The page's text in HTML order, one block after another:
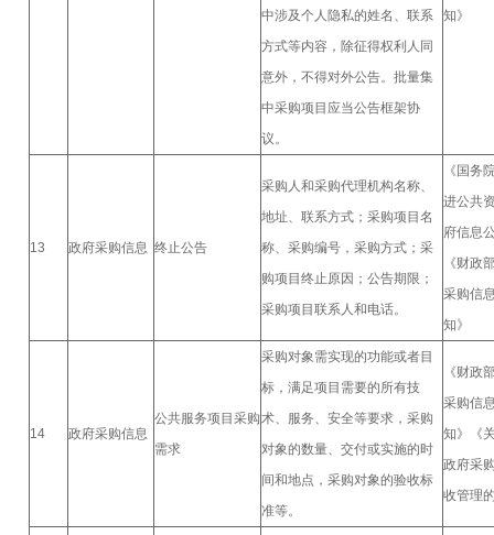
中涉及个人隐私的姓名、联系
方式等内容，除征得权利人同
意外，不得对外公告。批量集
中采购项目应当公告框架协
议。
知》
13 政府采购信息 终止公告
采购人和采购代理机构名称、
地址、联系方式；采购项目名
称、采购编号，采购方式；采
购项目终止原因；公告期限；
采购项目联系人和电话。
《国务
进公共
府信息
《财政
采购信
知》
14 政府采购信息
公共服务项目采购
需求
采购对象需实现的功能或者目
标，满足项目需要的所有技
术、服务、安全等要求，采购
对象的数量、交付或实施的时
间和地点，采购对象的验收标
准等。
《财政
采购信
知》《
政府采
收管理